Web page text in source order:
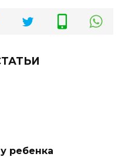
ребенка